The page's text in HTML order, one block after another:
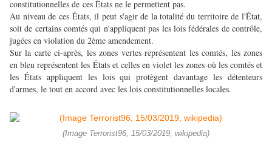
constitutionnelles de ces États ne le permettent pas.
Au niveau de ces États, il peut s'agir de la totalité du territoire de l'État,
soit de certains comtés qui n'appliquent pas les lois fédérales de contrôle,
jugées en violation du 2ème amendement.
Sur la carte ci-après, les zones vertes représentent les comtés, les zones
en bleu représentent les États et celles en violet les zones où les comtés et
les États appliquent les lois qui protègent davantage les détenteurs
d'armes, le tout en accord avec les lois constitutionnelles locales.
(Image Terrorist96, 15/03/2019, wikipedia)